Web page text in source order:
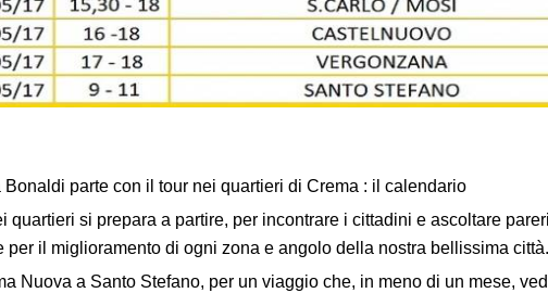
Bonaldi parte con il tour nei quartieri di Crema : il calendario
quartieri si prepara a partire, per incontrare i cittadini e ascoltare
per il miglioramento di ogni zona e angolo della nostra bellissima città.
Nuova a Santo Stefano, per un viaggio che, in meno di un mese,